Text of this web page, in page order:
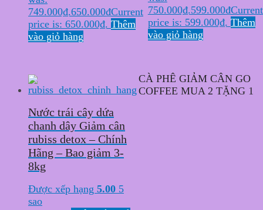
749.000₫.650.000₫Current
price is: 650.000₫. Thêm
vào giỏ hàng
750.000₫.599.000₫Current
price is: 599.000₫. Thêm
vào giỏ hàng
Nước trái cây dứa
chanh dây Giảm cân
rubiss detox – Chính
Hãng – Bao giảm 3-
8kg
Được xếp hạng 5.00 5
sao
CÀ PHÊ GIẢM CÂN GO
COFFEE MUA 2 TẶNG 1